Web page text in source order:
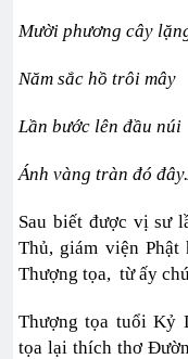
Mười phương cây
Năm sắc hồ trôi mây
Lần bước lên đầu núi
Ánh vàng tràn đó
Sau biết được vị sư
Thủ, giám viện
Thượng tọa, từ ấy
Thượng tọa tuổi Kỷ
tọa lại thích thơ